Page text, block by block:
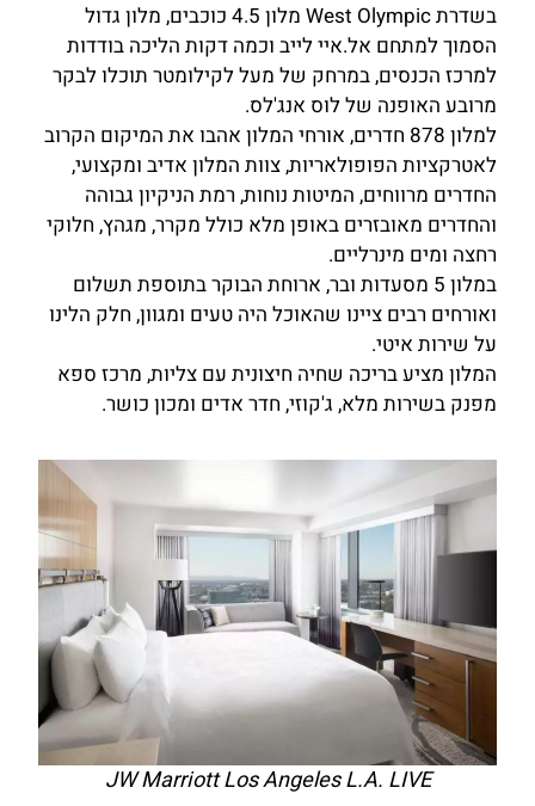
בשדרת West Olympic מלון 4.5 כוכבים, מלון גדול
הסמוך למתחם אל.איי לייב וכמה דקות הליכה בודדות
למרכז הכנסים, במרחק של מעל לקילומטר תוכלו לבקר
מרובע האופנה של לוס אנג'לס.
למלון 878 חדרים, אורחי המלון אהבו את המיקום הקרוב
לאטרקציות הפופולאריות, צוות המלון אדיב ומקצועי,
החדרים מרווחים, המיטות נוחות, רמת הניקיון גבוהה
והחדרים מאובזרים באופן מלא כולל מקרר, מגהץ, חלוקי
רחצה ומים מינרליים.
במלון 5 מסעדות ובר, ארוחת הבוקר בתוספת תשלום
ואורחים רבים ציינו שהאוכל היה טעים ומגוון, חלק הלינו
על שירות איטי.
המלון מציע בריכה שחיה חיצונית עם צליות, מרכז ספא
מפנק בשירות מלא, ג'קוזי, חדר אדים ומכון כושר.
JW Marriott Los Angeles L.A. LIVE